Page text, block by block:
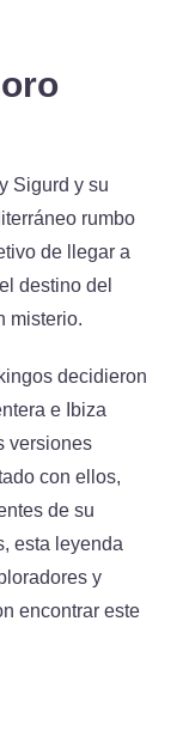
Sigurd y su
rumbo
de llegar a
destino del
misterio.
decidieron
e Ibiza
versiones
con ellos,
de su
esta leyenda
y
encontrar este